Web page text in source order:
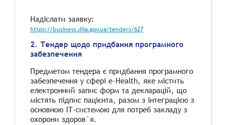
Надіслати заявку:
https://business.diia.gov.ua/tenders/627
2. Тендер щодо придбання програмного
забезпечення
Предметом тендера є придбання програмного
забезпечення у сфері e-Health, яке містить
електронний запис форм та декларацій, що
містять підпис пацієнта, разом з інтеграцією з
основною ІТ-системою для потреб закладу з
охорони здоров`я.